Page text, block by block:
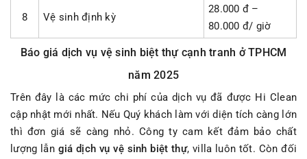
8 Vệ sinh định kỳ
28.000 đ –
80.000 đ/ giờ
Báo giá dịch vụ vệ sinh biệt thự cạnh tranh ở TPHCM
năm 2025
Trên đây là các mức chi phí của dịch vụ đã được Hi Clean
cập nhật mới nhất. Nếu Quý khách làm với diện tích càng lớn
thì đơn giá sẽ càng nhỏ. Công ty cam kết đảm bảo chất
lượng lẫn giá dịch vụ vệ sinh biệt thự, villa luôn tốt. Còn đối